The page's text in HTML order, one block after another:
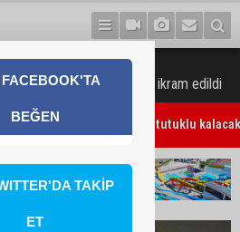
gelenlere aynı içki ikram edildi
FACEBOOK'TA
BEĞEN
TAKİP
ET